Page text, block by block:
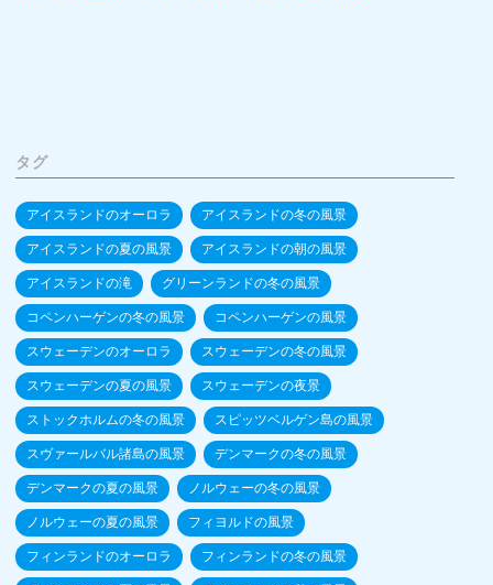
タグ
アイスランドのオーロラ アイスランドの冬の風景
アイスランドの夏の風景 アイスランドの朝の風景
アイスランドの滝 グリーンランドの冬の風景
コペンハーゲンの冬の風景 コペンハーゲンの風景
スウェーデンのオーロラ スウェーデンの冬の風景
スウェーデンの夏の風景 スウェーデンの夜景
ストックホルムの冬の風景 スピッツベルゲン島の風景
スヴァールバル諸島の風景 デンマークの冬の風景
デンマークの夏の風景 ノルウェーの冬の風景
ノルウェーの夏の風景 フィヨルドの風景
フィンランドのオーロラ フィンランドの冬の風景